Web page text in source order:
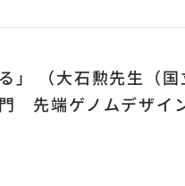
」 （大石勲先生（
先端ゲノムデザイ